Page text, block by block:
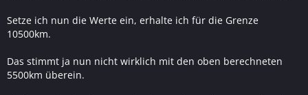
Setze ich nun die Werte ein, erhalte ich für die Grenze
10500km.
Das stimmt ja nun nicht wirklich mit den oben berechneten
5500km überein.